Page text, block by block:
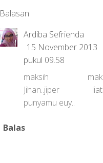
Balasan
Ardiba Sefrienda
15 November 2013
pukul 09.58
maksih mak
Jihan..jiper liat
punyamu euy..
Balas